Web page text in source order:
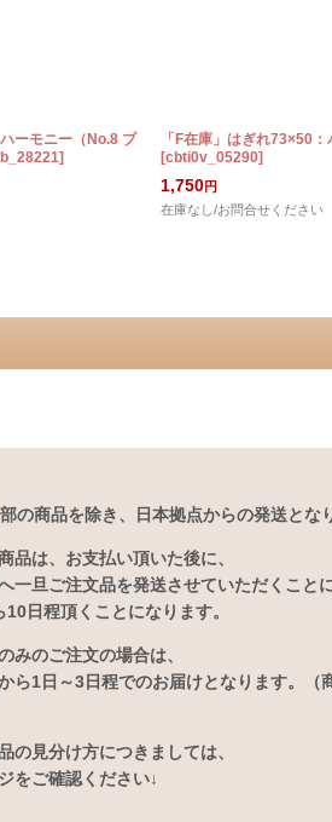
ーモニー（No.8 ブ
]
「F在庫」はぎれ73×50
[cbti0v_05290]
1,750円
在庫なし/お問合せください
の商品を除き、日本拠点からの発送とな
品は、お支払い頂いた後に、
一旦ご注文品を発送させていただくこと
日程頂くことになります。
みのご注文の場合は、
ら1日～3日程でのお届けとなります。（
の見分け方につきましては、
をご確認ください↓